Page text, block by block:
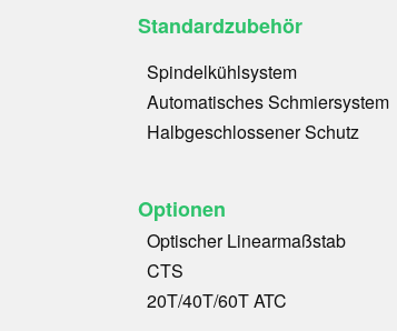
Standardzubehör
Spindelkühlsystem
Automatisches Schmiersystem
Halbgeschlossener Schutz
Optionen
Optischer Linearmaßstab
CTS
20T/40T/60T ATC